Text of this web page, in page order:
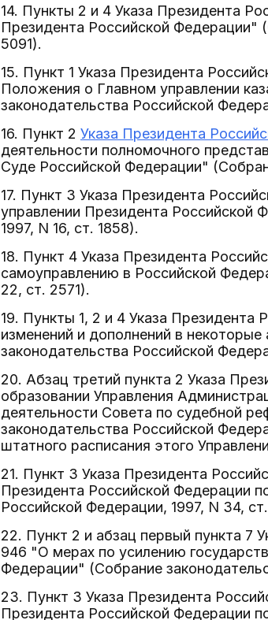
14. Пункты 2 и 4 Указа Президента
Президента Российской Федерации"
5091).
15. Пункт 1 Указа Президента
Положения о Главном управлении
законодательства Российской
16. Пункт 2 Указа Президента
деятельности полномочного
Суде Российской Федерации"
17. Пункт 3 Указа Президента
управлении Президента Российской
1997, N 16, ст. 1858).
18. Пункт 4 Указа Президента
самоуправлению в Российской
22, ст. 2571).
19. Пункты 1, 2 и 4 Указа
изменений и дополнений в
законодательства Российской
20. Абзац третий пункта 2 Указа
образовании Управления
деятельности Совета по судебной
законодательства Российской
штатного расписания этого
21. Пункт 3 Указа Президента
Президента Российской Федерации
Российской Федерации, 1997, N 34,
22. Пункт 2 и абзац первый пункта 7
946 "О мерах по усилению
Федерации" (Собрание
23. Пункт 3 Указа Президента
Президента Российской Федерации